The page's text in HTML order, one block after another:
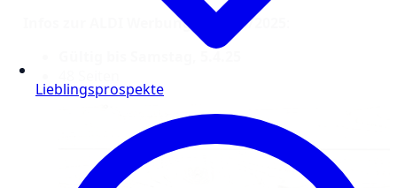
Infos zur ALDI Werbung – KW 14/2025
Lieblingsprospekte